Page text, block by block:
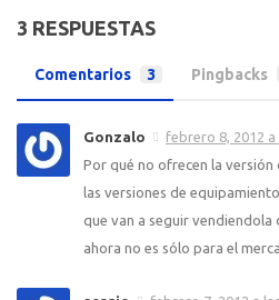
3 RESPUESTAS
Comentarios 3 Pingbacks
Gonzalo
febrero 8, 2012 a
Por qué no ofrecen la versión
las versiones de
que van a seguir vendiendola
ahora no es sólo para el